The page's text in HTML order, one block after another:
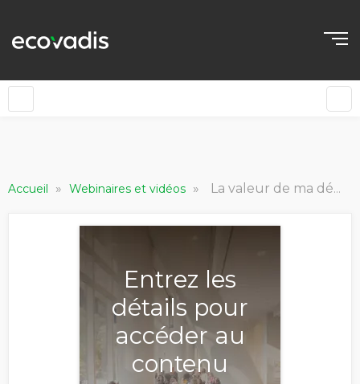
Accueil » Webinaires et vidéos » La valeur de ma démarche RSE aux yeux de mon écosystème [World Tour 2025]
Entrez les
détails pour
accéder au
contenu